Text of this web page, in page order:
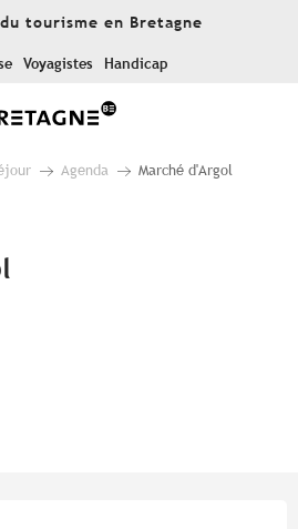
tourisme en Bretagne
Voyagistes Handicap
Agenda Marché d'Argol